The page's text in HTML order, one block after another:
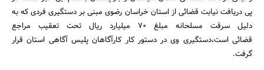
پی دریافت نیابت قضائی از استان خراسان رضوی مبنی بر دستگیری فردی که به
دلیل سرقت مسلحانه مبلغ 70 میلیارد ریال تحت تعقیب مراجع
قضائی است،دستگیری وی در دستور کار کارآگاهان پلیس آگاهی استان قرار
گرفت.